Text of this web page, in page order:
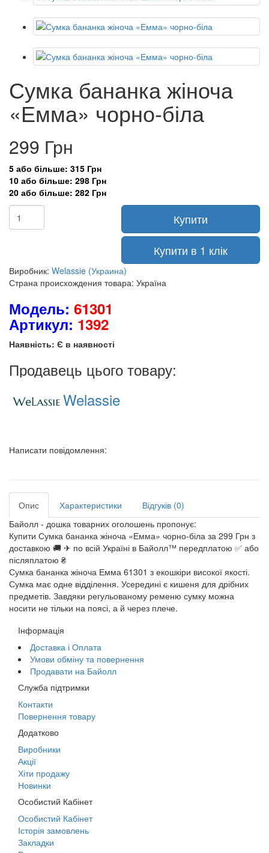
Сумка бананка жіноча
«Емма» чорно-біла
299 Грн
5 або більше: 315 Грн
10 або більше: 298 Грн
20 або більше: 282 Грн
Купити
Купити в 1 клік
Виробник: Welassie (Украина)
Страна происхождения товара: Україна
Модель: 61301
Артикул: 1392
Наявність: Є в наявності
Продавець цього товару:
Welassie
Написати повідомлення:
Опис Характеристики
Відгуків (0)
Байолл - дошка товарних оголошень пропонує:
Купити Сумка бананка жіноча «Емма» чорно-біла за 299 Грн з
доставкою 🚚 ✈ по всій Україні в Байолл™ передплатою ✅ або
післяплатою ₴
Сумка бананка жіноча Емма 61301 з екошкіри високої якості.
Сумка має одне відділення. Усередині є кишеня для дрібних
предметів. Завдяки регульованому ременю сумку можна
носити не тільки на поясі, а й через плече.
Інформація
Доставка і Оплата
Умови обміну та повернення
Продавати на Байолл
Служба підтримки
Контакти
Повернення товару
Додатково
Виробники
Акції
Хіти продажу
Новинки
Особистий Кабінет
Особистий Кабінет
Історія замовлень
Закладки